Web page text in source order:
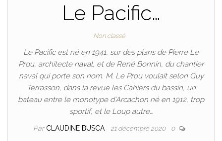
Le Pacific…
Non classé
Le Pacific est né en 1941, sur des plans de Pierre Le
Prou, architecte naval, et de René Bonnin, du chantier
naval qui porte son nom. M. Le Prou voulait selon Guy
Terrasson, dans la revue les Cahiers du bassin, un
bateau entre le monotype d’Arcachon né en 1912, trop
sportif, et le Loup autre…
Par CLAUDINE BUSCA 21 décembre 2020 0